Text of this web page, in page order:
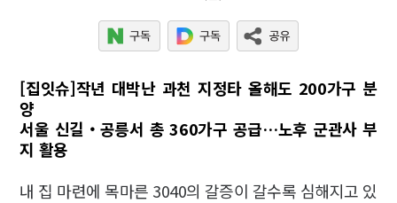
[집잇슈]작년 대박난 과천 지정타 올해도 200가구 분
양
서울 신길‧공릉서 총 360가구 공급…노후 군관사 부
지 활용
내 집 마련에 목마른 3040의 갈증이 갈수록 심해지고 있